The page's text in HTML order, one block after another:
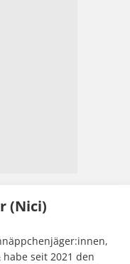
(Nici)
seit 2021 den